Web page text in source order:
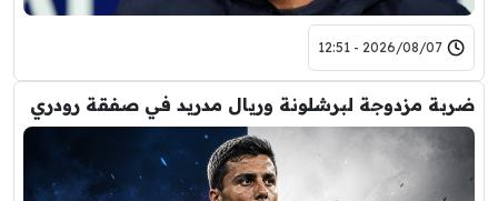
2026/08/07 - 12:51
ضربة مزدوجة لبرشلونة وريال مدريد في صفقة رودري